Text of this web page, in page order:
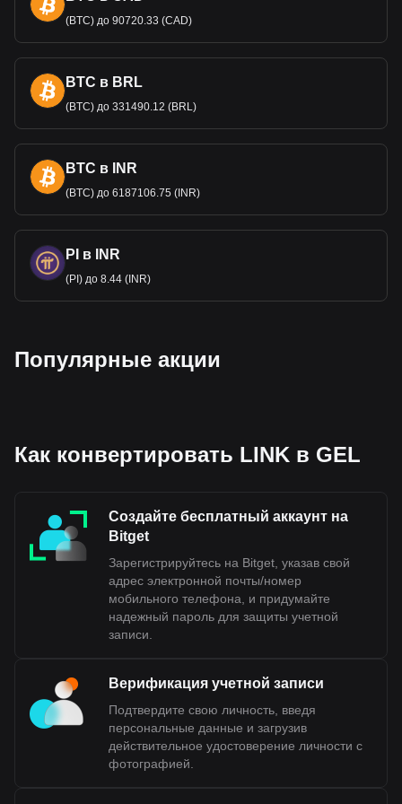
Chainlink является LINK к GEL, а код валюты
Chainlink — LINK. Используйте криптовалютный
калькулятор, чтобы узнать, на сколько GEL можно
обменять вашу криптовалюту.
(BTC) до 90720.33 (CAD)
BTC в BRL
(BTC) до 331490.12 (BRL)
BTC в INR
(BTC) до 6187106.75 (INR)
PI в INR
(PI) до 8.44 (INR)
Популярные акции
Как конвертировать LINK в GEL
Создайте бесплатный аккаунт на
Bitget
Зарегистрируйтесь на Bitget, указав свой
адрес электронной почты/номер
мобильного телефона, и придумайте
надежный пароль для защиты учетной
записи.
Верификация учетной записи
Подтвердите свою личность, введя
персональные данные и загрузив
действительное удостоверение личности с
фотографией.